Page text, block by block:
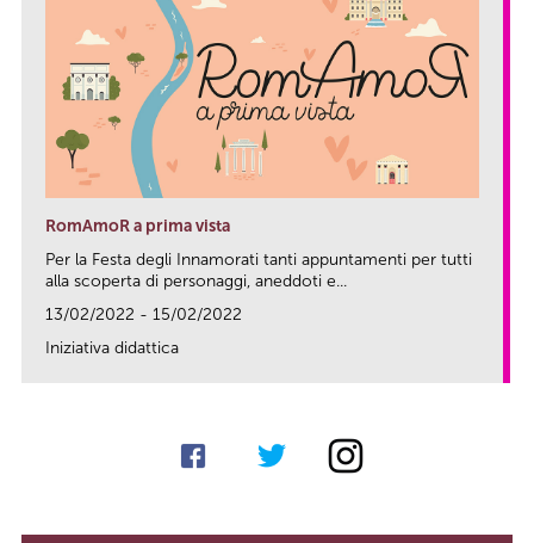
RomAmoR a prima vista
Per la Festa degli Innamorati tanti appuntamenti per tutti
alla scoperta di personaggi, aneddoti e...
13/02/2022 - 15/02/2022
Iniziativa didattica